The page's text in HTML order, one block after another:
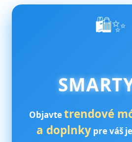
🛍️✨
Objavtetrendové
a doplnkypre váš